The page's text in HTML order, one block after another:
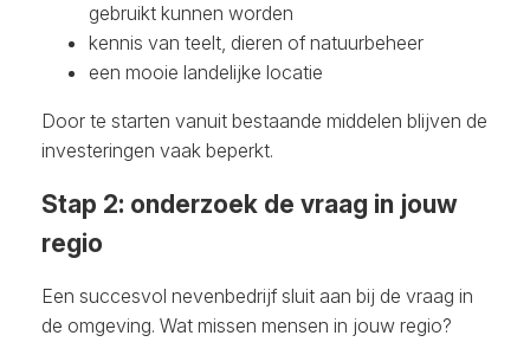
gebruikt kunnen worden
kennis van teelt, dieren of natuurbeheer
een mooie landelijke locatie
Door te starten vanuit bestaande middelen blijven de
investeringen vaak beperkt.
Stap 2: onderzoek de vraag in jouw
regio
Een succesvol nevenbedrijf sluit aan bij de vraag in
de omgeving. Wat missen mensen in jouw regio?